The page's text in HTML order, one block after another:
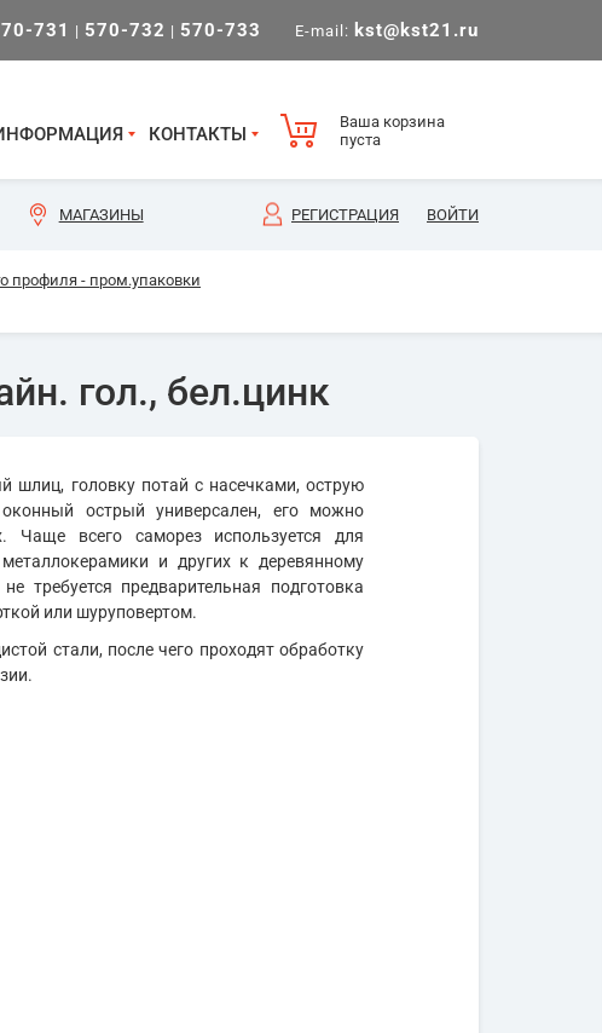
731 | 570-732 | 570-733 E-mail: kst@kst21.ru
КОНТАКТЫ
Ваша корзина
пуста
МАГАЗИНЫ РЕГИСТРАЦИЯ ВОЙТИ
профиля - пром.упаковки
гол., бел.цинк
шлиц, головку потай с насечками, острую
острый универсален, его можно
Чаще всего саморез используется для
и других к деревянному
требуется предварительная подготовка
или шуруповертом.
стали, после чего проходят обработку